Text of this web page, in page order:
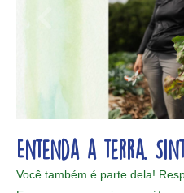
Entenda a terra.
Você também é parte dela!